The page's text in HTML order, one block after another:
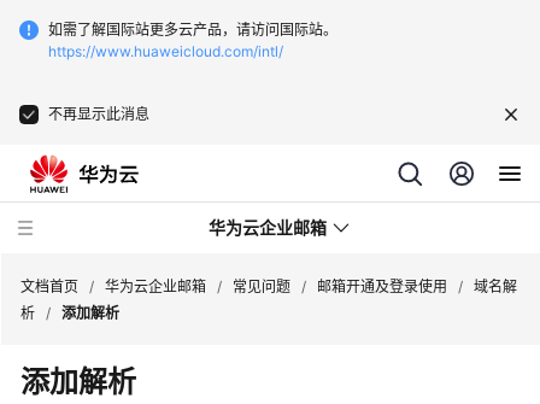
如需了解国际站更多云产品，请访问国际站。
https://www.huaweicloud.com/intl/
不再显示此消息
华为云企业邮箱
服
务
文档首页 / 华为云企业邮箱 / 常见问题 / 邮箱开通及登录使用 / 域名解
析 / 添加解析
添加解析